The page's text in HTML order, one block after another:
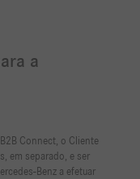
a
Connect, o Cliente
em separado, e ser
Benz a efetuar